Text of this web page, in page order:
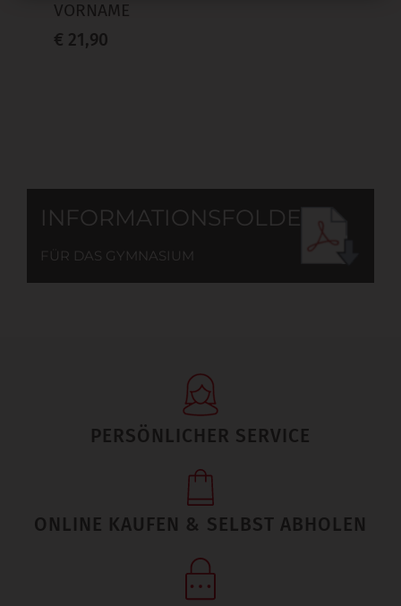
VORNAME
€ 21,90
INFORMATIONSFOLDER
FÜR DAS GYMNASIUM
PERSÖNLICHER SERVICE
ONLINE KAUFEN & SELBST ABHOLEN